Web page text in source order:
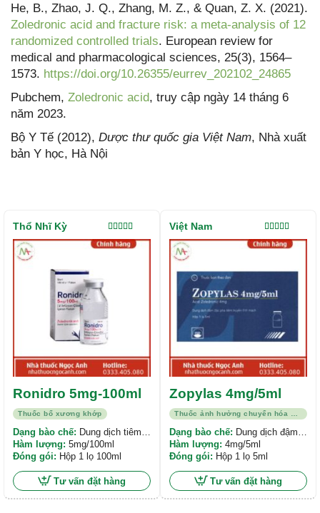
He, B., Zhao, J. Q., Zhang, M. Z., & Quan, Z. X. (2021).
Zoledronic acid and fracture risk: a meta-analysis of 12
randomized controlled trials. European review for
medical and pharmacological sciences, 25(3), 1564–
1573. https://doi.org/10.26355/eurrev_202102_24865
Pubchem, Zoledronic acid, truy cập ngày 14 tháng 6
năm 2023.
Bộ Y Tế (2012), Dược thư quốc gia Việt Nam, Nhà xuất
bản Y học, Hà Nội
Thuốc bổ xương khớp
Ronidro 5mg-100ml
Được xếp
hạng5.00
Dạng bào chế: Dung dịch tiêm
truyền
Hàm lượng: 5mg/100ml
Đóng gói: Hộp 1 lọ 100ml
Tư vấn đặt hàng
Thổ Nhĩ Kỳ
Zopylas 4mg/5ml
Được xếp
hạng5.00
Dạng bào chế: Dung dịch đậm
đặc pha tiêm truyền
Hàm lượng: 4mg/5ml
Đóng gói: Hộp 1 lọ 5ml
Tư vấn đặt hàng
Việt Nam